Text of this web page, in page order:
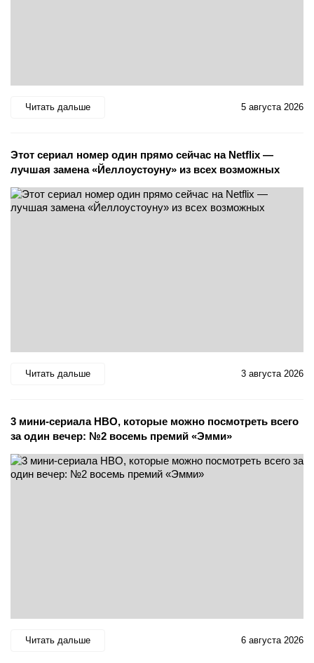
Читать дальше 5 августа 2026
Этот сериал номер один прямо сейчас на Netflix —
лучшая замена «Йеллоустоуну» из всех возможных
Читать дальше 3 августа 2026
3 мини-сериала HBO, которые можно посмотреть всего
за один вечер: №2 восемь премий «Эмми»
Читать дальше 6 августа 2026